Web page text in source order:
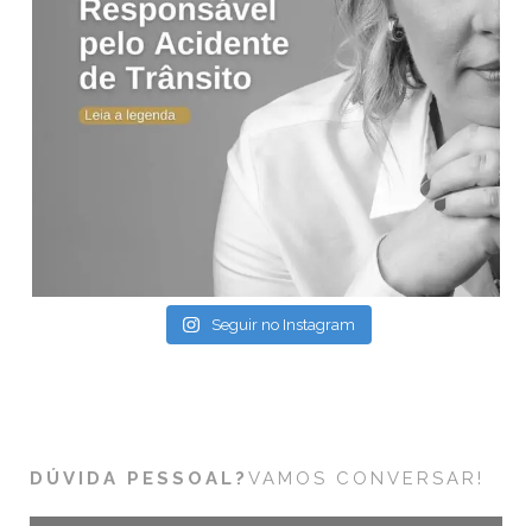
Seguir no Instagram
DÚVIDA PESSOAL? VAMOS CONVERSAR!